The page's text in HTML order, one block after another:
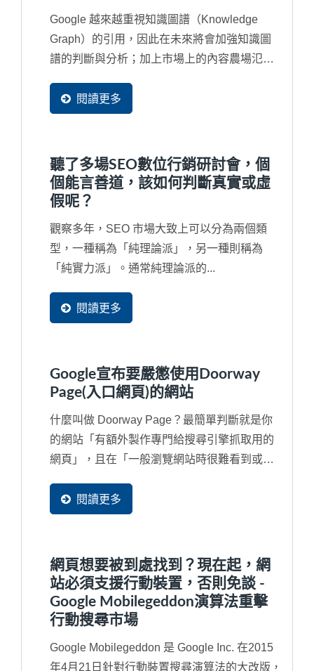
Google 越來越重視知識圖譜（Knowledge
Graph）的引用，因此在未來將會加強知識圖
譜的判斷與分析；加上市場上的內容農場氾
是抄襲來源，再再干擾了搜尋結果，因此...
閱讀更多
聽了多場SEO數位行銷研討會，個
個能言善道，該如何判斷真實或虛
假呢？
觀察多年，SEO 市場大致上可以分為兩個類
型，一種稱為「純理論派」，另一種則稱為
「純實力派」。通常純理論派的...
閱讀更多
Google宣布要嚴懲使用Doorway
Page(入口網頁)的網站
什麼叫做 Doorway Page？最簡單判斷就是你
的網站「有額外製作專門給搜尋引擎抓取用的
網頁」，且在「一般瀏覽網站時很難看到或甚
（Domain...
閱讀更多
網頁想要被到處找到？現在起，網
站必須支援行動裝置，否則免談 -
Google Mobilegeddon演算法重擊
行動搜尋市場
Google Mobilegeddon 是 Google Inc. 在2015
年4月21日針對行動裝置搜尋演算法的大改版，